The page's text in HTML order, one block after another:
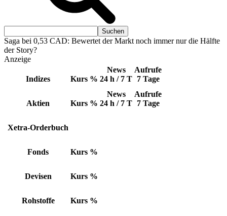
Saga bei 0,53 CAD: Bewertet der Markt noch immer nur die Hälfte
der Story?
Anzeige
Indizes Kurs %
News
24 h / 7 T
Aufrufe
7 Tage
Aktien Kurs %
News
24 h / 7 T
Aufrufe
7 Tage
Xetra-Orderbuch
Fonds Kurs %
Devisen Kurs %
Rohstoffe Kurs %